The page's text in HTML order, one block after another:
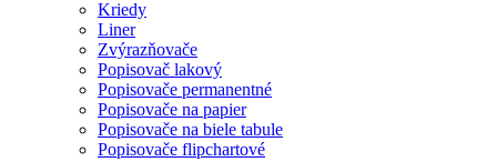
Kriedy
Liner
Zvýrazňovače
Popisovač lakový
Popisovače permanentné
Popisovače na papier
Popisovače na biele tabule
Popisovače flipchartové